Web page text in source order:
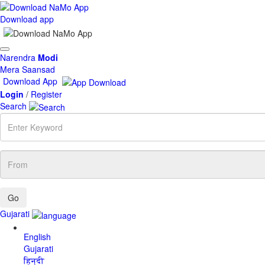
Download app
Toggle
navigation
Narendra Modi
Mera Saansad
Download App
Login / Register
Search
Enter
Keyword
From
Gujarati
English
Gujarati
हिन्दी